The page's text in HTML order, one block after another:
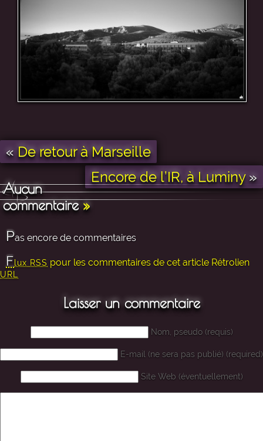
« De retour à Marseille
Encore de l’IR, à Luminy»
Aucun
commentaire»
Pas encore de commentaires
Flux RSS pour les commentaires de cet article Rétrolien
URL
Laisser un commentaire
Nom, pseudo (requis)
E-mail (ne sera pas publié) (required)
Site Web (éventuellement)